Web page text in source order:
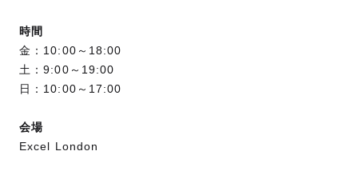
時間
金：10:00～18:00
土：9:00～19:00
日：10:00～17:00
会場
Excel London